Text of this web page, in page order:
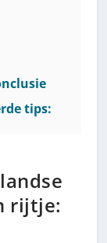
tips:
rijtje: